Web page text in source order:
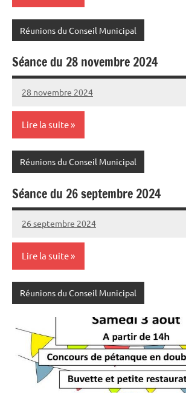
Réunions du Conseil Municipal
Séance du 28 novembre 2024
28 novembre 2024
Sylviane
MASSON
Aucun
commentaire
Lire la suite
Réunions du Conseil Municipal
Séance du 26 septembre 2024
26 septembre 2024
Sylviane
MASSON
Aucun
commentaire
Lire la suite
Réunions du Conseil Municipal